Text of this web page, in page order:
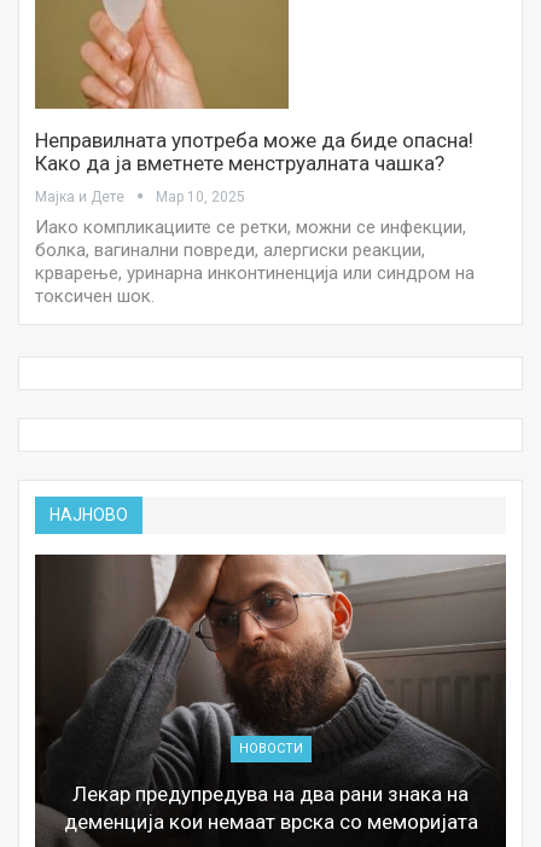
Неправилната употреба може да биде опасна!
Како да ја вметнете менструалната чашка?
Мајка и Дете Мар 10, 2025
Иако компликациите се ретки, можни се инфекции,
болка, вагинални повреди, алергиски реакции,
крварење, уринарна инконтиненција или синдром на
токсичен шок.
НАЈНОВО
НОВОСТИ
Лекар предупредува на два рани знака на
деменција кои немаат врска со меморијата